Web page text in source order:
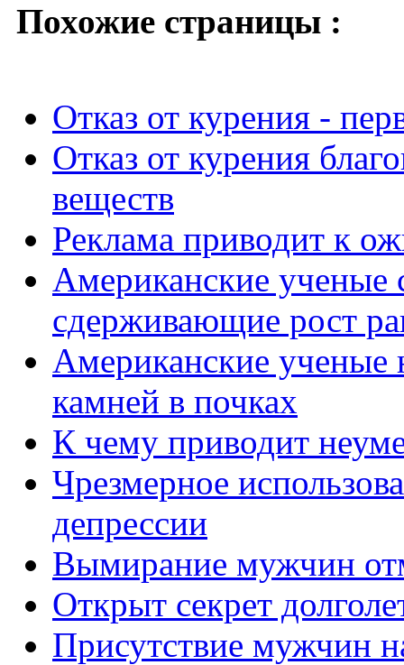
Похожие страницы :
Отказ от курения -
Отказ от курения
веществ
Реклама приводит к
Американские ученые
сдерживающие рост
Американские ученые
камней в почках
К чему приводит
Чрезмерное
депрессии
Вымирание мужчин
Открыт секрет
Присутствие мужчин